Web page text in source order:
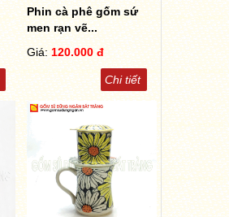
Phin cà phê gốm sứ
men rạn vẽ...
Giá: 120.000 đ
Chi tiết